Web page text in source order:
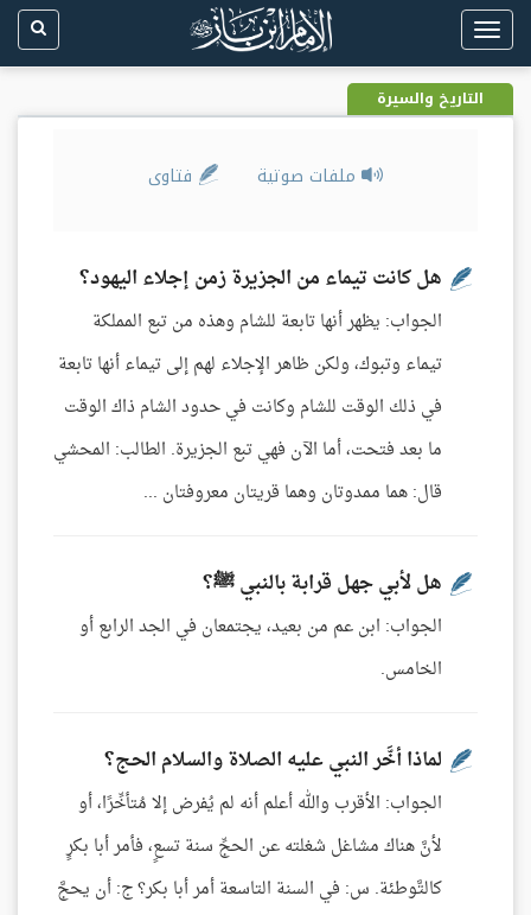
Toggle
navigation
التاريخ والسيرة
ملفات صوتية فتاوى
هل كانت تيماء من الجزيرة زمن إجلاء اليهود؟
الجواب: يظهر أنها تابعة للشام وهذه من تبع المملكة
تيماء وتبوك، ولكن ظاهر الإجلاء لهم إلى تيماء أنها تابعة
في ذلك الوقت للشام وكانت في حدود الشام ذاك الوقت
ما بعد فتحت، أما الآن فهي تبع الجزيرة. الطالب: المحشي
قال: هما ممدوتان وهما قريتان معروفتان ...
هل لأبي جهل قرابة بالنبي ﷺ؟
الجواب: ابن عم من بعيد، يجتمعان في الجد الرابع أو
الخامس.
لماذا أخَّر النبي عليه الصلاة والسلام الحج؟
الجواب: الأقرب والله أعلم أنه لم يُفرض إلا مُتأخِّرًا، أو
لأنَّ هناك مشاغل شغلته عن الحجِّ سنة تسعٍ، فأمر أبا بكرٍ
كالتَّوطئة. س: في السنة التاسعة أمر أبا بكر؟ ج: أن يحجَّ